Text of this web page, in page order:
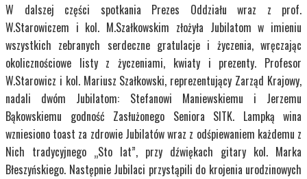
W dalszej części spotkania Prezes Oddziału wraz z prof.
W.Starowiczem i kol. M.Szałkowskim złożyła Jubilatom w imieniu
wszystkich zebranych serdeczne gratulacje i życzenia, wręczając
okolicznościowe listy z życzeniami, kwiaty i prezenty. Profesor
W.Starowicz i kol. Mariusz Szałkowski, reprezentujący Zarząd Krajowy,
nadali dwóm Jubilatom: Stefanowi Maniewskiemu i Jerzemu
Bąkowskiemu godność Zasłużonego Seniora SITK. Lampką wina
wzniesiono toast za zdrowie Jubilatów wraz z odśpiewaniem każdemu z
Nich tradycyjnego „Sto lat”, przy dźwiękach gitary kol. Marka
Błeszyńskiego. Następnie Jubilaci przystąpili do krojenia urodzinowych